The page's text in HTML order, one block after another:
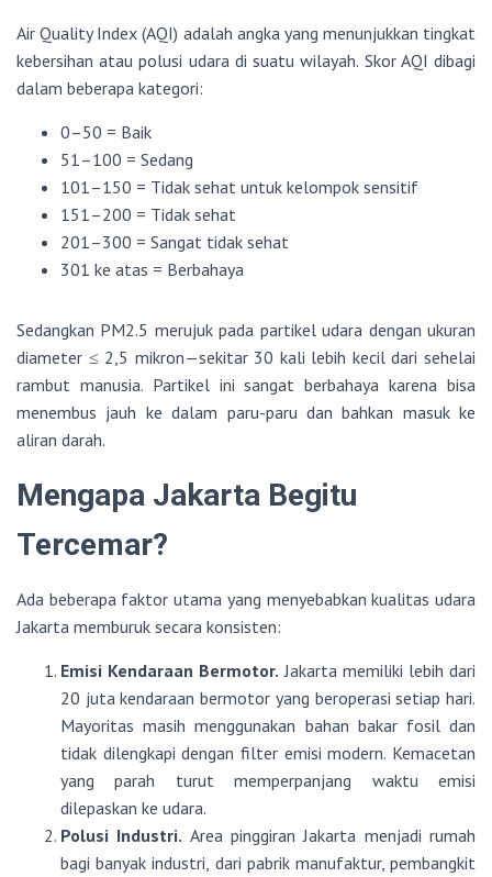
Air Quality Index (AQI) adalah angka yang menunjukkan tingkat
kebersihan atau polusi udara di suatu wilayah. Skor AQI dibagi
dalam beberapa kategori:
0–50 = Baik
51–100 = Sedang
101–150 = Tidak sehat untuk kelompok sensitif
151–200 = Tidak sehat
201–300 = Sangat tidak sehat
301 ke atas = Berbahaya
Sedangkan PM2.5 merujuk pada partikel udara dengan ukuran
diameter ≤ 2,5 mikron—sekitar 30 kali lebih kecil dari sehelai
rambut manusia. Partikel ini sangat berbahaya karena bisa
menembus jauh ke dalam paru-paru dan bahkan masuk ke
aliran darah.
Mengapa Jakarta Begitu
Tercemar?
Ada beberapa faktor utama yang menyebabkan kualitas udara
Jakarta memburuk secara konsisten:
Emisi Kendaraan Bermotor. Jakarta memiliki lebih dari
20 juta kendaraan bermotor yang beroperasi setiap hari.
Mayoritas masih menggunakan bahan bakar fosil dan
tidak dilengkapi dengan filter emisi modern. Kemacetan
yang parah turut memperpanjang waktu emisi
dilepaskan ke udara.
Polusi Industri. Area pinggiran Jakarta menjadi rumah
bagi banyak industri, dari pabrik manufaktur, pembangkit